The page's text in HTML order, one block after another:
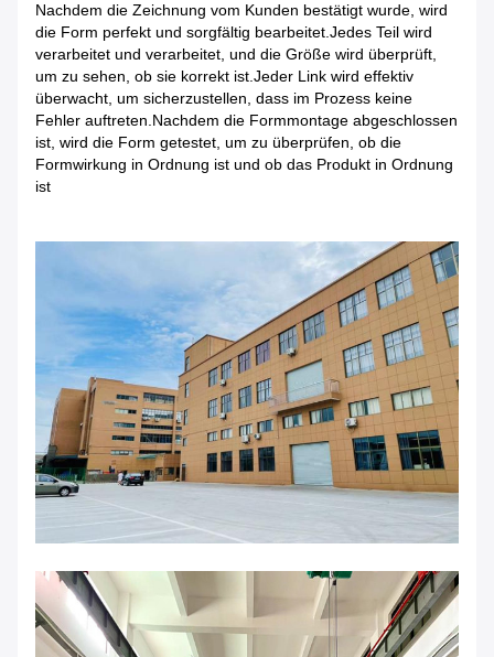
Nachdem die Zeichnung vom Kunden bestätigt wurde, wird
die Form perfekt und sorgfältig bearbeitet.Jedes Teil wird
verarbeitet und verarbeitet, und die Größe wird überprüft,
um zu sehen, ob sie korrekt ist.Jeder Link wird effektiv
überwacht, um sicherzustellen, dass im Prozess keine
Fehler auftreten.Nachdem die Formmontage abgeschlossen
ist, wird die Form getestet, um zu überprüfen, ob die
Formwirkung in Ordnung ist und ob das Produkt in Ordnung
ist